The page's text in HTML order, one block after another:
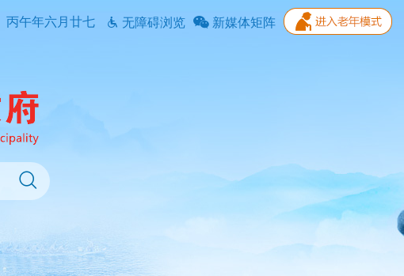
丙午年六月廿七 无障碍浏览 新媒体矩阵